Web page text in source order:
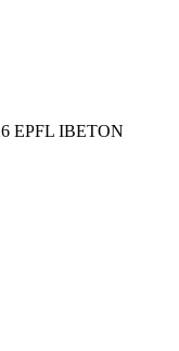
EPFL IBETON